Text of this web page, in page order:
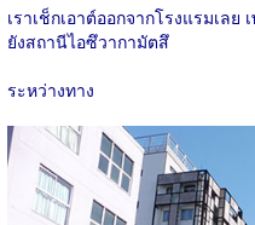
เราเช็กเอาต์ออกจากโรงแรมเล
ยังสถานีไอซึวากามัตสึ
ระหว่างทาง